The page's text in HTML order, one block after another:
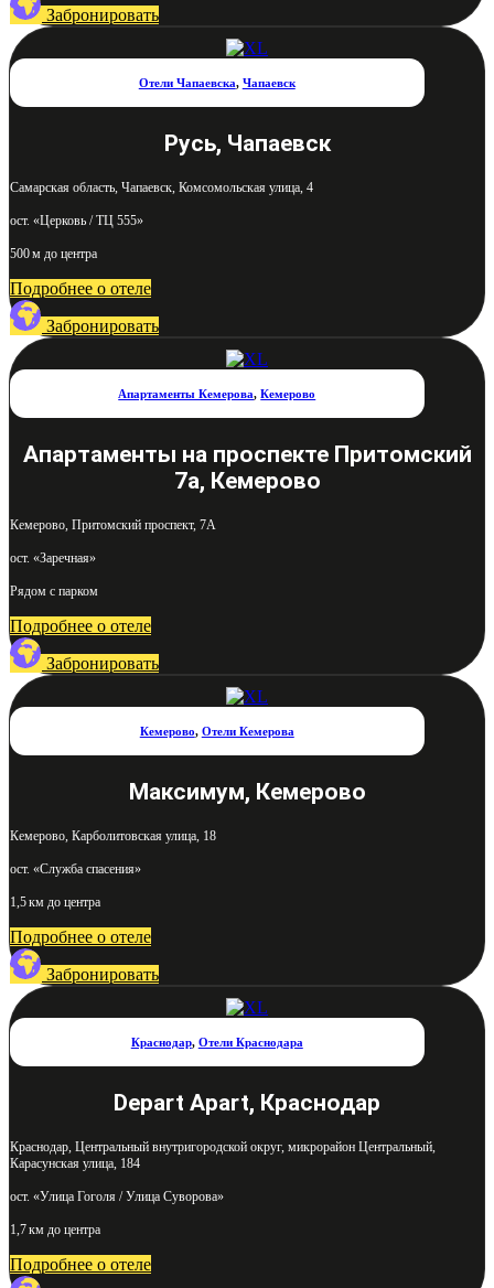
Забронировать
Отели Чапаевска, Чапаевск
Русь, Чапаевск
Самарская область, Чапаевск, Комсомольская улица, 4
ост. «Церковь / ТЦ 555»
500 м до центра
Подробнее о отеле
Забронировать
Апартаменты Кемерова,Кемерово
Апартаменты на проспекте Притомский
7а, Кемерово
Кемерово, Притомский проспект, 7А
ост. «Заречная»
Рядом с парком
Подробнее о отеле
Забронировать
Кемерово, Отели Кемерова
Максимум, Кемерово
Кемерово, Карболитовская улица, 18
ост. «Служба спасения»
1,5 км до центра
Подробнее о отеле
Забронировать
Краснодар, Отели Краснодара
Depart Apart, Краснодар
Краснодар, Центральный внутригородской округ, микрорайон Центральный,
Карасунская улица, 184
ост. «Улица Гоголя / Улица Суворова»
1,7 км до центра
Подробнее о отеле